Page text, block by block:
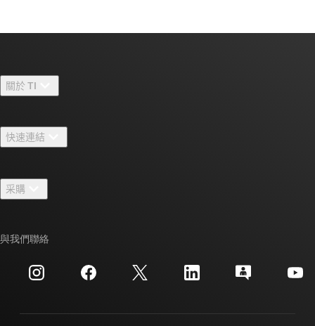
關於 TI
人才招募
新聞室
活動
投資人關系
快速連結
TI E2E™ 設計支援論壇
交互參考搜索
客戶支援中心
采購
訂購 FAQ
與我們聯絡